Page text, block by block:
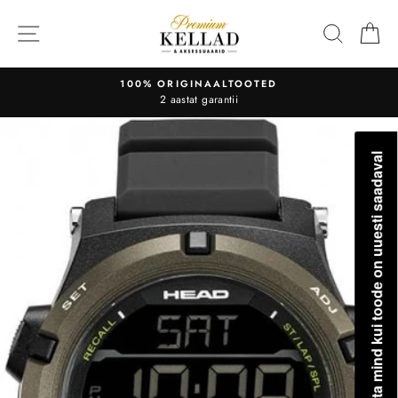
sisu
OTSI
100% ORIGINAALTOOTED
2 aastat garantii
Teavita mind kui toode on uuesti saadaval